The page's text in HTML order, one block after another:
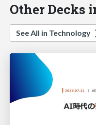
Other Decks
See All in Technology